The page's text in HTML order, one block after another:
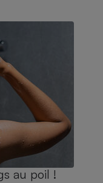
au poil !